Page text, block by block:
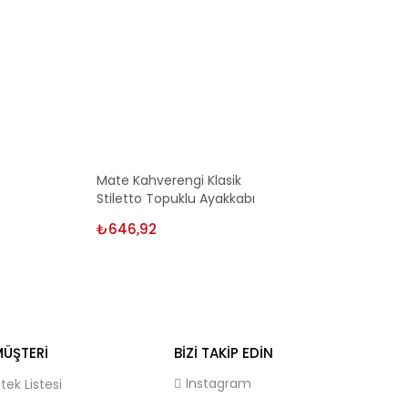
Seçenekler
Mate Kahverengi Klasik
Stiletto Topuklu Ayakkabı
₺646,92
Listesi
BIZI TAKIP EDIN
Instagram